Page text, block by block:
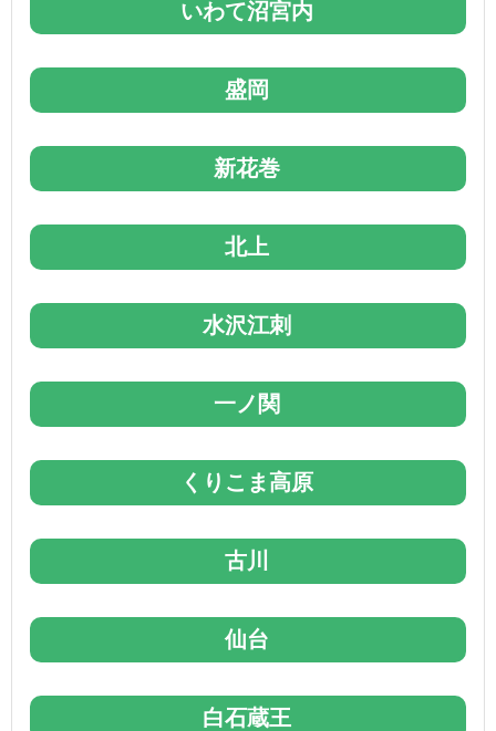
いわて沼宮内
盛岡
新花巻
北上
水沢江刺
一ノ関
くりこま高原
古川
仙台
白石蔵王